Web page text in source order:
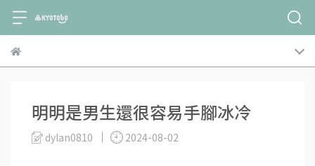
明明是男生還很容易手腳冰冷
dylan0810 2024-08-02